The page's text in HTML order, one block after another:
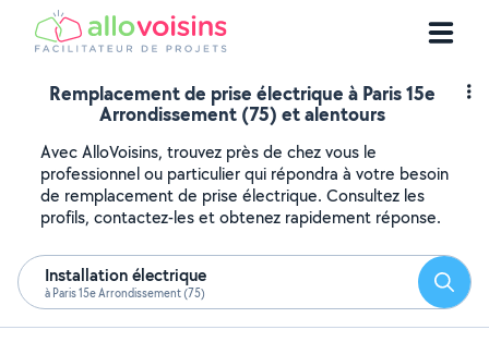
Remplacement de prise électrique à Paris 15e
Arrondissement (75) et alentours
Avec AlloVoisins, trouvez près de chez vous le
professionnel ou particulier qui répondra à votre besoin
de remplacement de prise électrique. Consultez les
profils, contactez-les et obtenez rapidement réponse.
Installation électrique
à Paris 15e Arrondissement (75)